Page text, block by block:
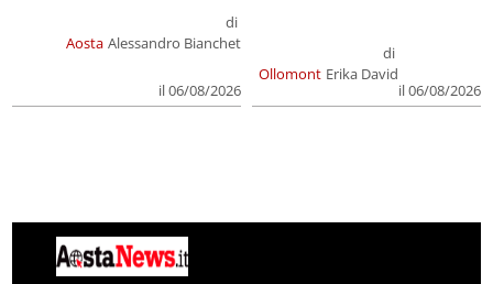
Aosta
di
Alessandro Bianchet
il 06/08/2026
Ollomont
di
Erika David
il 06/08/2026